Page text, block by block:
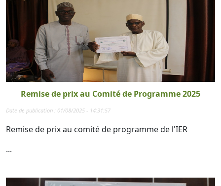
Remise de prix au Comité de Programme 2025
Date de publication : 01/08/2025 - 14:31:57
Remise de prix au comité de programme de l'IER
...